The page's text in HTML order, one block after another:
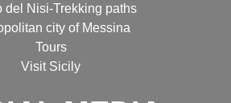
del Nisi-Trekking paths
city of Messina
Tours
Visit Sicily